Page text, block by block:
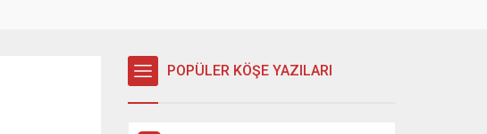
POPÜLER KÖŞE YAZILARI